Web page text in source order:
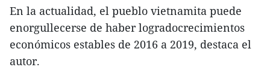
En la actualidad, el pueblo vietnamita puede
enorgullecerse de haber logradocrecimientos
económicos estables de 2016 a 2019, destaca el
autor.